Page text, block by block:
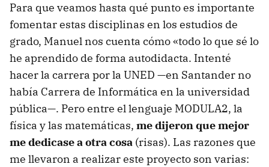
Para que veamos hasta qué punto es importante
fomentar estas disciplinas en los estudios de
grado, Manuel nos cuenta cómo «todo lo que sé lo
he aprendido de forma autodidacta. Intenté
hacer la carrera por la UNED —en Santander no
había Carrera de Informática en la universidad
pública—. Pero entre el lenguaje MODULA2, la
física y las matemáticas, me dijeron que mejor
me dedicase a otra cosa (risas). Las razones que
me llevaron a realizar este proyecto son varias: